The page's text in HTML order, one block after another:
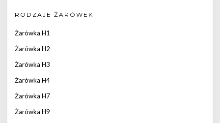
RODZAJE ŻARÓWEK
Żarówka H1
Żarówka H2
Żarówka H3
Żarówka H4
Żarówka H7
Żarówka H9